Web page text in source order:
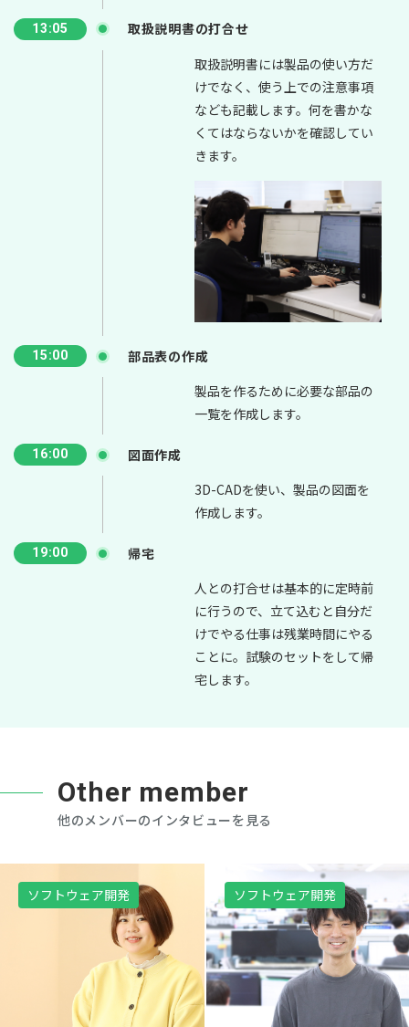
13:05
取扱説明書の打合せ
取扱説明書には製品の使い方だ
けでなく、使う上での注意事項
なども記載します。何を書かな
くてはならないかを確認してい
きます。
15:00
部品表の作成
製品を作るために必要な部品の
一覧を作成します。
16:00
図面作成
3D-CADを使い、製品の図面を
作成します。
19:00
帰宅
人との打合せは基本的に定時前
に行うので、立て込むと自分だ
けでやる仕事は残業時間にやる
ことに。試験のセットをして帰
宅します。
Other member
他のメンバーのインタビューを見る
ソフトウェア開発 ソフトウェア開発